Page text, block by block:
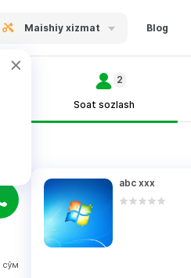
Maishiy xizmat Blog
Soat sozlash
2
сўм
abc xxx